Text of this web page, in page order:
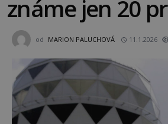
známe jen 20
od MARION PALUCHOVÁ 11.1.2026